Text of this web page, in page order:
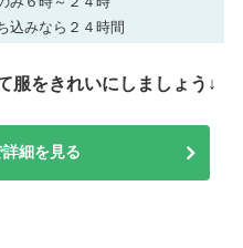
込みなら２４時間
服をきれいにしましょう↓
細を見る